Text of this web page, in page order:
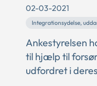
02-03-2021
Integrationsydelse,
Ankestyrelsen
til hjælp til
udfordret i